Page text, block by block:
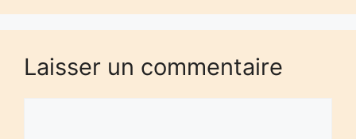
Laisser un commentaire